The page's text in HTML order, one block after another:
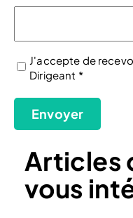
(Nécessaire)
J'accepte de
Dirigeant *
Envoyer
Articles
vous